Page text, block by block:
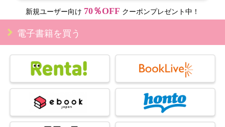
新規ユーザー向け 70％OFF クーポンプレゼント中！
電子書籍を買う